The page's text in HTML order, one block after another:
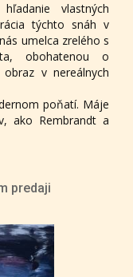
vlastných
týchto snáh v
umelca zrelého s
obohatenou o
v nereálnych
poňatí. Máje
ako Rembrandt a
predaji